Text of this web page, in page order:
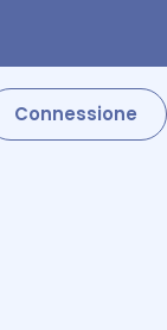
Connessione